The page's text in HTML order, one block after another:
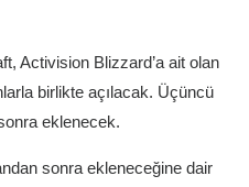
Activision Blizzard’a ait olan
birlikte açılacak. Üçüncü
eklenecek.
sonra ekleneceğine dair